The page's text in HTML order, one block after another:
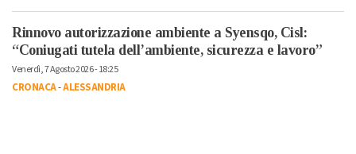
Rinnovo autorizzazione ambiente a Syensqo, Cisl:
“Coniugati tutela dell’ambiente, sicurezza e lavoro”
Venerdì, 7 Agosto 2026 - 18:25
CRONACA-ALESSANDRIA